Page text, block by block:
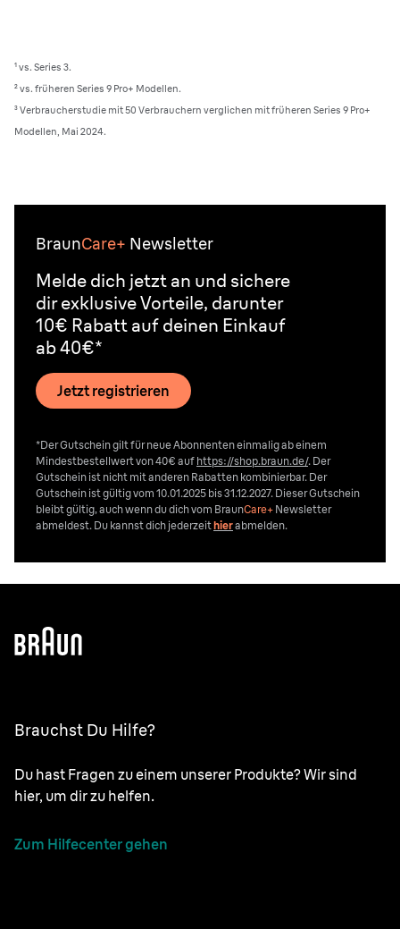
¹ vs. Series 3.
² vs. früheren Series 9 Pro+ Modellen.
³ Verbraucherstudie mit 50 Verbrauchern verglichen mit früheren Series 9 Pro+
Modellen, Mai 2024.
BraunCare+ Newsletter
Melde dich jetzt an und sichere
dir exklusive Vorteile, darunter
10€ Rabatt auf deinen Einkauf
ab 40€*
Jetzt registrieren
*Der Gutschein gilt für neue Abonnenten einmalig ab einem
Mindestbestellwert von 40€ auf https://shop.braun.de/. Der
Gutschein ist nicht mit anderen Rabatten kombinierbar. Der
Gutschein ist gültig vom 10.01.2025 bis 31.12.2027. Dieser Gutschein
bleibt gültig, auch wenn du dich vom BraunCare+ Newsletter
abmeldest. Du kannst dich jederzeithierabmelden.
Brauchst Du Hilfe?
Du hast Fragen zu einem unserer Produkte? Wir sind
hier, um dir zu helfen.
Zum Hilfecenter gehen